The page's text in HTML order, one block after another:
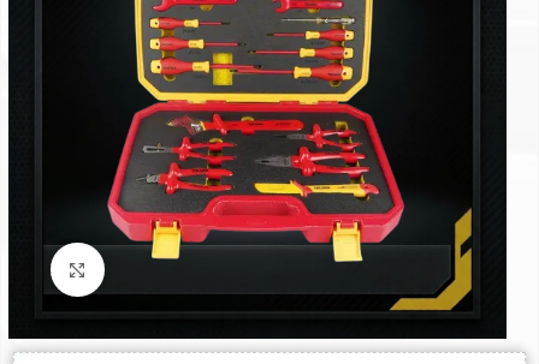
Click to enlarge